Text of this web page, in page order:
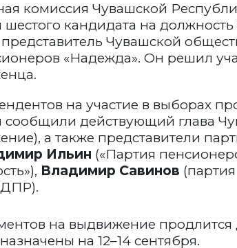
комиссия Чувашской
шестого кандидата на
Чувашской
«Надежда». Он решил
на участие в выборах
действующий глава
а также представители
Ильин («Партия
Владимир Савинов
на выдвижение продлится
на 12–14 сентября.